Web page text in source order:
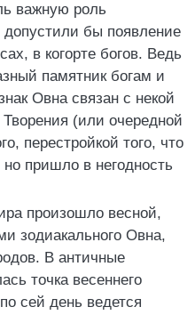
важную роль
бы появление
в когорте богов. Ведь
памятник богам и
Овна связан с некой
(или очередной
перестройкой того, что
пришло в негодность
произошло весной,
зодиакального Овна,
В античные
точка весеннего
сей день ведется